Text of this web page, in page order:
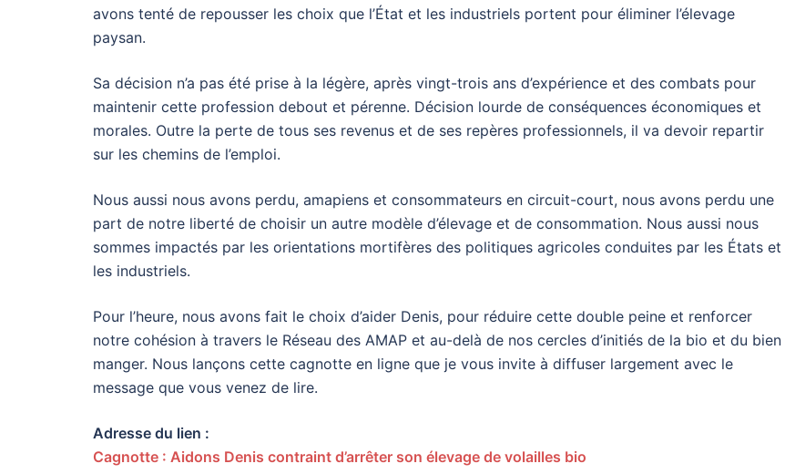
avons tenté de repousser les choix que l’État et les industriels portent pour éliminer l’élevage
paysan.
Sa décision n’a pas été prise à la légère, après vingt-trois ans d’expérience et des combats pour
maintenir cette profession debout et pérenne. Décision lourde de conséquences économiques et
morales. Outre la perte de tous ses revenus et de ses repères professionnels, il va devoir repartir
sur les chemins de l’emploi.
Nous aussi nous avons perdu, amapiens et consommateurs en circuit-court, nous avons perdu une
part de notre liberté de choisir un autre modèle d’élevage et de consommation. Nous aussi nous
sommes impactés par les orientations mortifères des politiques agricoles conduites par les États et
les industriels.
Pour l’heure, nous avons fait le choix d’aider Denis, pour réduire cette double peine et renforcer
notre cohésion à travers le Réseau des AMAP et au-delà de nos cercles d’initiés de la bio et du bien
manger. Nous lançons cette cagnotte en ligne que je vous invite à diffuser largement avec le
message que vous venez de lire.
Adresse du lien :
Cagnotte : Aidons Denis contraint d’arrêter son élevage de volailles bio